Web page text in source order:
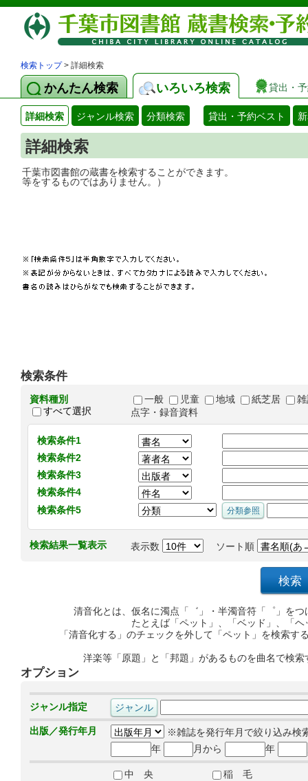
検索トップ> 詳細検索
かんたん検索 いろいろ検索 貸出・
詳細検索 ジャンル検索 分類検索 貸出・予約ベスト
詳細検索
千葉市図書館の蔵書を検索することがで
等をするものではありません。）
検索条件
資料種別
すべて選択
一般 児童 地域 紙芝居
点字・録音資料
検索条件1
検索条件2
検索条件3
検索条件4
検索条件5
検索結果一覧表示 表示数 ソート順
清音化とは、仮名に濁点「゛」・半濁音符「゜」を
たとえば「ペット」、「ベッド」、「
「清音化する」のチェックを外して「ペット」を検索
洋楽等「原題」と「邦題」があるものを曲名で検
オプション
ジャンル指定
出版／発行年月
※雑誌を発行年月で絞り込み検
年
月から 年
中 央
稲 毛